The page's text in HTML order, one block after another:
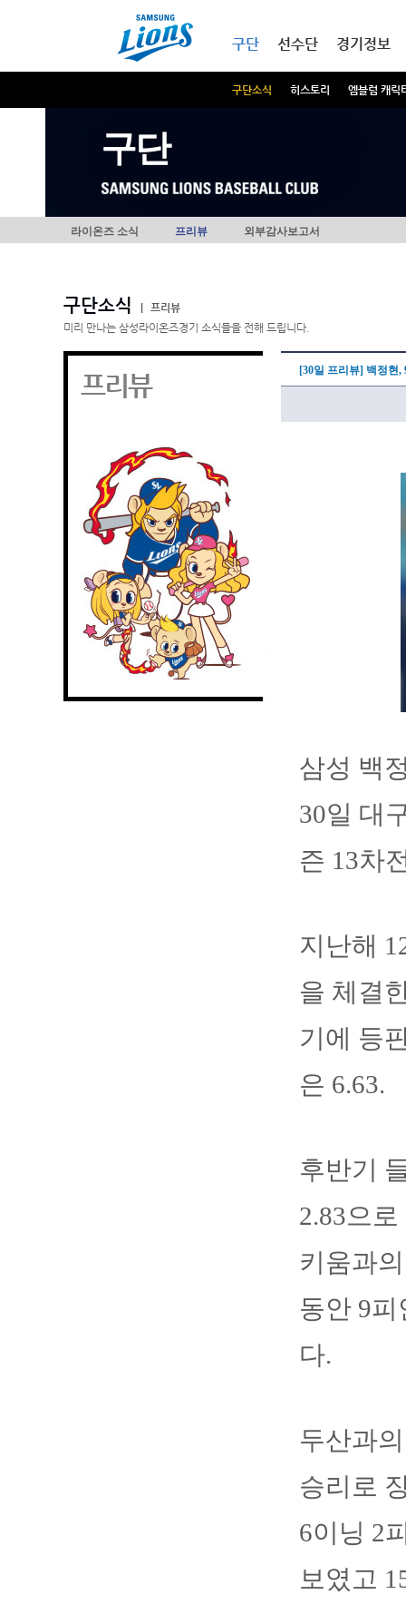
구단
구단소식 히스토리 엠블럼 캐릭
선수단 경기정보
구단
라이온즈 소식 프리뷰 외부감사보고서
구단소식
프리뷰
미리 만나는 삼성라이온즈경기 소식들을 전해 드립니다.
프리뷰 [30일 프리뷰] 백정현,
삼성 백
30일 대
즌 13차
지난해
을 체결
기에 등
은 6.63.
후반기
2.83으
키움과
동안 9
다.
두산과
승리로
6이닝 2
보였고